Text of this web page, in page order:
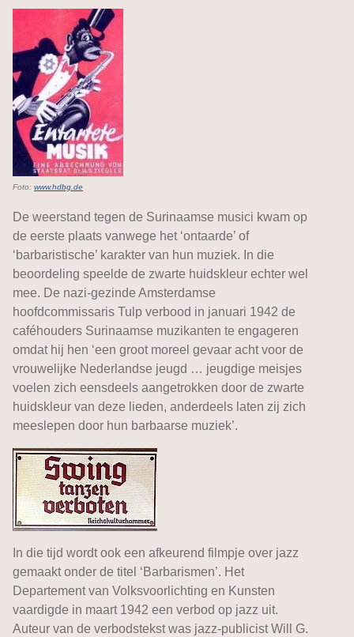
Foto: www.hdbg.de
De weerstand tegen de Surinaamse musici kwam op
de eerste plaats vanwege het ‘ontaarde’ of
‘barbaristische’ karakter van hun muziek. In die
beoordeling speelde de zwarte huidskleur echter wel
mee. De nazi-gezinde Amsterdamse
hoofdcommissaris Tulp verbood in januari 1942 de
caféhouders Surinaamse muzikanten te engageren
omdat hij hen ‘een groot moreel gevaar acht voor de
vrouwelijke Nederlandse jeugd … jeugdige meisjes
voelen zich eensdeels aangetrokken door de zwarte
huidskleur van deze lieden, anderdeels laten zij zich
meeslepen door hun barbaarse muziek’.
In die tijd wordt ook een afkeurend filmpje over jazz
gemaakt onder de titel ‘Barbarismen’. Het
Departement van Volksvoorlichting en Kunsten
vaardigde in maart 1942 een verbod op jazz uit.
Auteur van de verbodstekst was jazz-publicist Will G.